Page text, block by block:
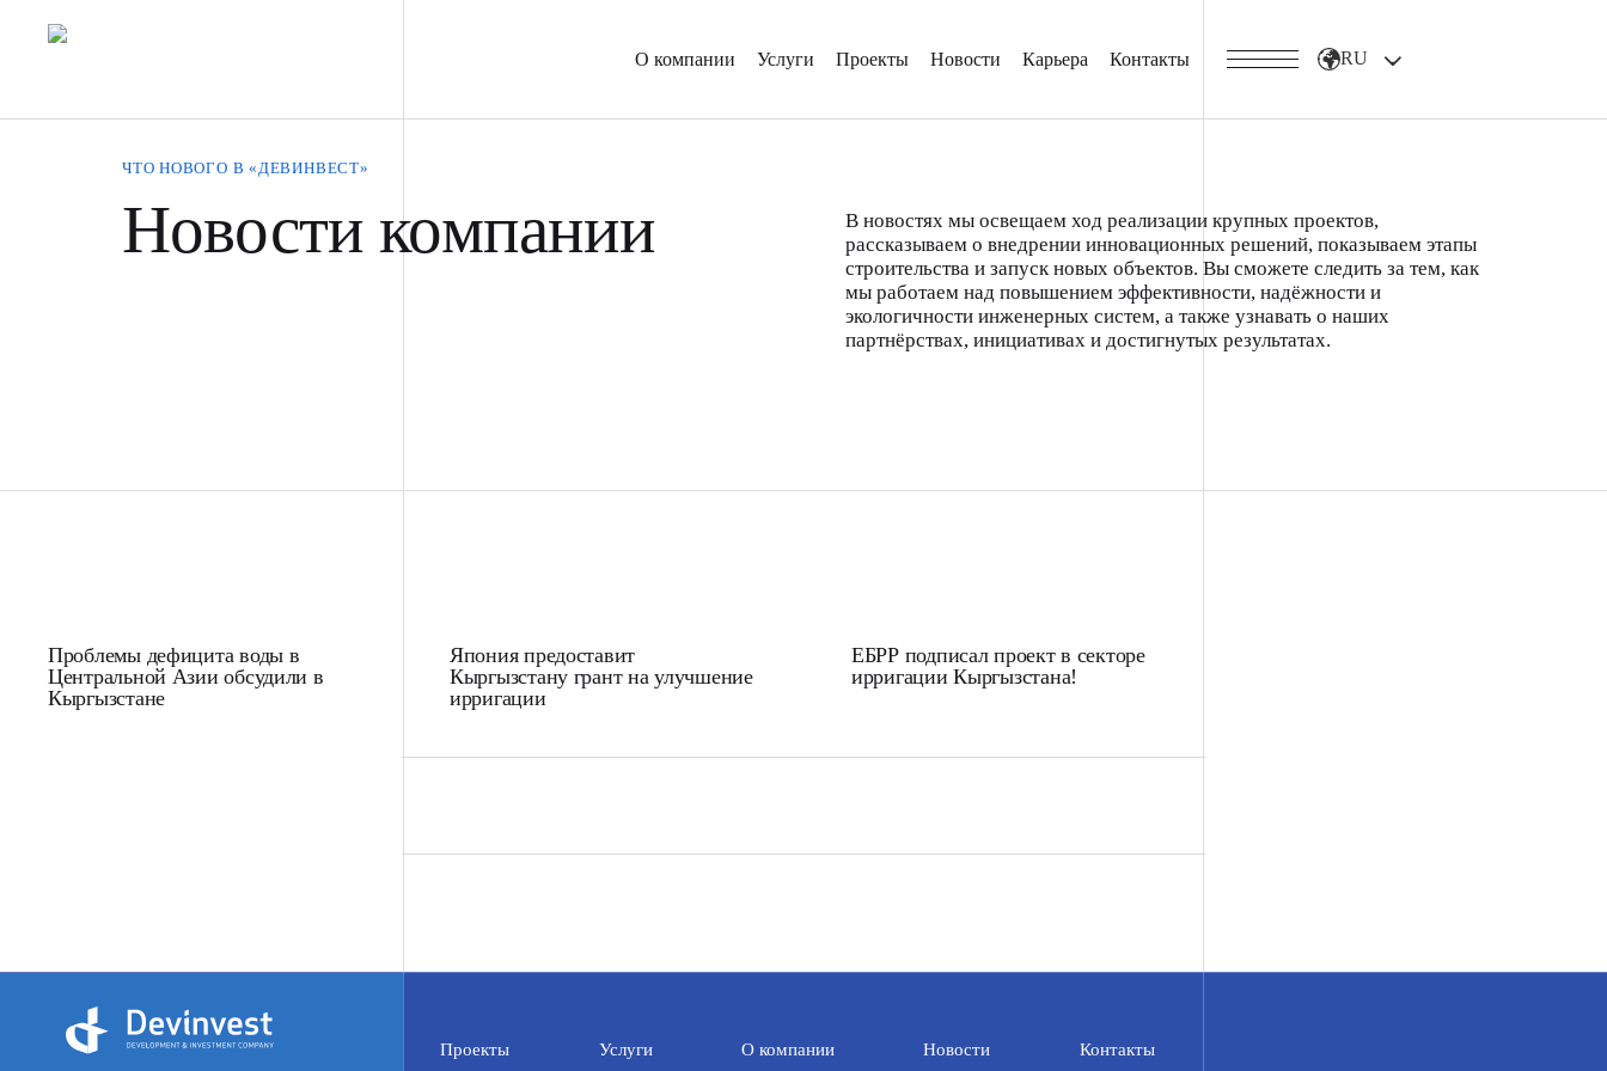
О компании Услуги Проекты Новости Карьера Контакты RU
ЧТО НОВОГО В «ДЕВИНВЕСТ»
Новости компании
В новостях мы освещаем ход реализации крупных проектов,
рассказываем о внедрении инновационных решений, показываем этапы
строительства и запуск новых объектов. Вы сможете следить за тем, как
мы работаем над повышением эффективности, надёжности и
экологичности инженерных систем, а также узнавать о наших
партнёрствах, инициативах и достигнутых результатах.
Проблемы дефицита воды в
Центральной Азии обсудили в
Кыргызстане
Япония предоставит
Кыргызстану грант на улучшение
ирригации
ЕБРР подписал проект в секторе
ирригации Кыргызстана!
Проекты Услуги О компании Новости Контакты